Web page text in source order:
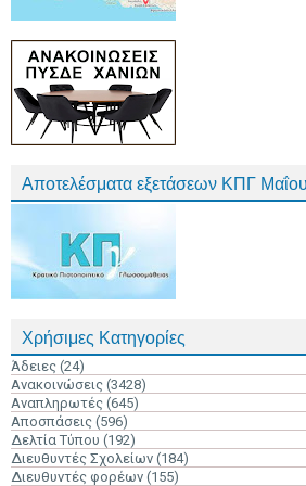
Αποτελέσματα εξετάσεων ΚΠΓ
Χρήσιμες Κατηγορίες
Άδειες (24)
Ανακοινώσεις (3428)
Αναπληρωτές (645)
Αποσπάσεις (596)
Δελτία Τύπου (192)
Διευθυντές Σχολείων (184)
Διευθυντές φορέων (155)